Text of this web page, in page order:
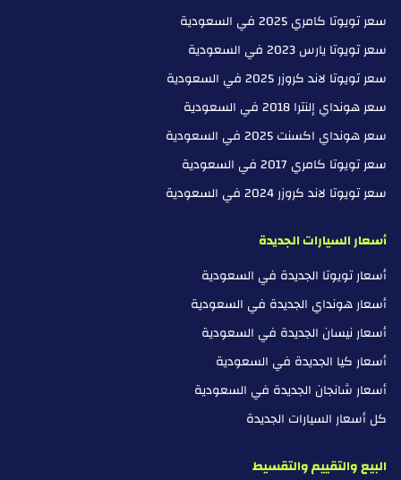
سعر تويوتا كامري 2025 في السعودية
سعر تويوتا يارس 2023 في السعودية
سعر تويوتا لاند كروزر 2025 في السعودية
سعر هونداي إلنترا 2018 في السعودية
سعر هونداي اكسنت 2025 في السعودية
سعر تويوتا كامري 2017 في السعودية
سعر تويوتا لاند كروزر 2024 في السعودية
أسعار السيارات الجديدة
أسعار تويوتا الجديدة في السعودية
أسعار هونداي الجديدة في السعودية
أسعار نيسان الجديدة في السعودية
أسعار كيا الجديدة في السعودية
أسعار شانجان الجديدة في السعودية
كل أسعار السيارات الجديدة
البيع والتقييم والتقسيط